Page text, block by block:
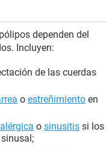
dependen del
Incluyen:
de las cuerdas
o estreñimiento en
o sinusitis si los